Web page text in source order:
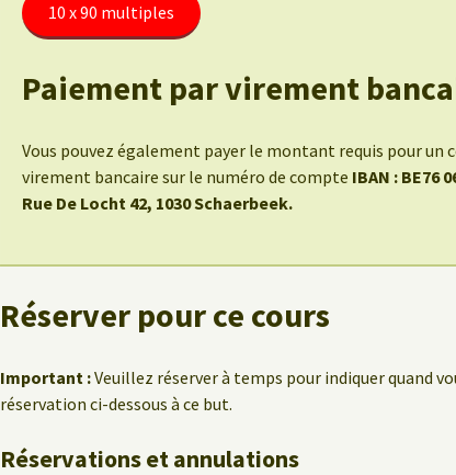
10 x 90 multiples
Paiement par virement
Vous pouvez également payer le montant requis pour un
virement bancaire sur le numéro de compte IBAN : BE76
Rue De Locht 42, 1030 Schaerbeek.
Réserver pour ce cours
Important :Veuillez réserver à temps pour indiquer quand
réservation ci-dessous à ce but.
Réservations et annulations